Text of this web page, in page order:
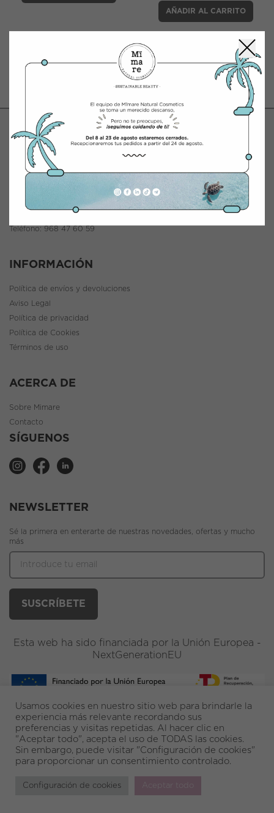
AÑADIR AL CARRITO
CONTACTO
INTEGRACIÓN Y DISTRIBUCIÓN COSMÉTICA
Polígono Industrial Saprelorca, B/111
30817 Lorca (Murcia), España
www.mimarenaturalcosmetics.com
Teléfono: 968 47 60 59
INFORMACIÓN
Política de envíos y devoluciones
Aviso Legal
Política de privacidad
Política de Cookies
Términos de uso
ACERCA DE
Sobre Mimare
Contacto
SÍGUENOS
NEWSLETTER
Sé la primera en enterarte de nuestras novedades, ofertas y mucho
más
Esta web ha sido financiada por la Unión Europea -
NextGenerationEU
Usamos cookies en nuestro sitio web para brindarle la
experiencia más relevante recordando sus
preferencias y visitas repetidas. Al hacer clic en
"Aceptar todo", acepta el uso de TODAS las cookies.
Sin embargo, puede visitar "Configuración de cookies"
para proporcionar un consentimiento controlado.
Configuración de cookies Aceptar todo